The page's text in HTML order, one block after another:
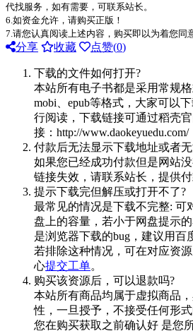
代找服务，如有需要，可联系站长。
6.如资金允许，请购买正版！
7.请您认真阅读上述内容，购买即以为着您同
分享 收藏 点赞(0)
下载的文件如何打开?
本站所有电子书都是采用常规格
mobi、epub等格式，大家可以
行阅读，下载链接可通过稻壳
接：http://www.daokeyuedu.com/
付款后无法显示下载地址或者
如果您已经成功付款但是网站
链接失效，请联系站长，提供
提示下载完但解压或打开不了?
最常见的情况是下载不完整: 可
盘上的容量，若小于网盘提示
是浏览器下载的bug，建议用百
若排除这种情况，可在对应资
心提交工单。
购买该资源后，可以退款吗?
本站所有商品均属于虚拟商品
性，一旦授予，不接受任何形
您在购买获取之前确认好 是您